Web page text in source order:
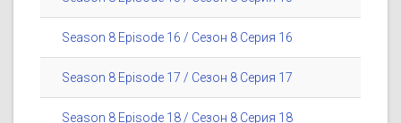
Season 8 Episode 16 / Сезон 8 Серия 16
Season 8 Episode 17 / Сезон 8 Серия 17
Season 8 Episode 18 / Сезон 8 Серия 18